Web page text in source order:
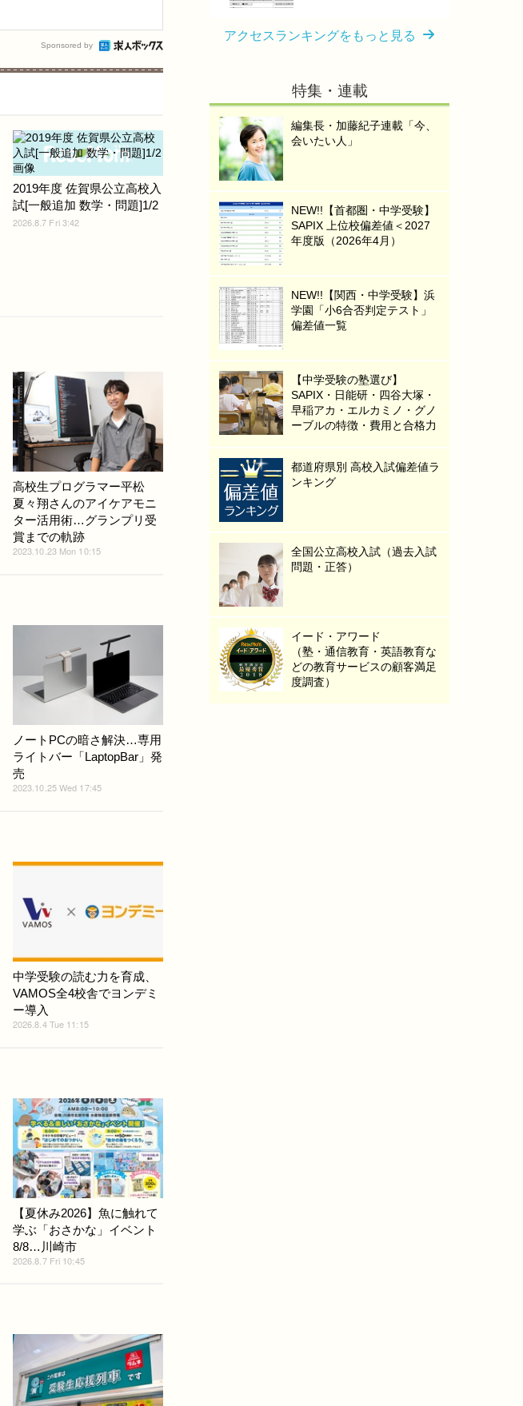
Sponsored by
2019年度 佐賀県公立高校入
試[一般追加 数学・問題]1/2
2026.8.7 Fri 3:42
高校生プログラマー平松
夏々翔さんのアイケアモニ
ター活用術…グランプリ受
賞までの軌跡
2023.10.23 Mon 10:15
ノートPCの暗さ解決…専用
ライトバー「LaptopBar」発
売
2023.10.25 Wed 17:45
中学受験の読む力を育成、
VAMOS全4校舎でヨンデミ
ー導入
2026.8.4 Tue 11:15
【夏休み2026】魚に触れて
学ぶ「おさかな」イベント
8/8…川崎市
2026.8.7 Fri 10:45
アクセスランキングをもっと見る
特集・連載
編集長・加藤紀子連載「今、
会いたい人」
NEW!!【首都圏・中学受験】
SAPIX 上位校偏差値＜2027
年度版（2026年4月）
NEW!!【関西・中学受験】浜
学園「小6合否判定テスト」
偏差値一覧
【中学受験の塾選び】
SAPIX・日能研・四谷大塚・
早稲アカ・エルカミノ・グノ
ーブルの特徴・費用と合格力
都道府県別 高校入試偏差値ラ
ンキング
全国公立高校入試（過去入試
問題・正答）
イード・アワード
（塾・通信教育・英語教育な
どの教育サービスの顧客満足
度調査）